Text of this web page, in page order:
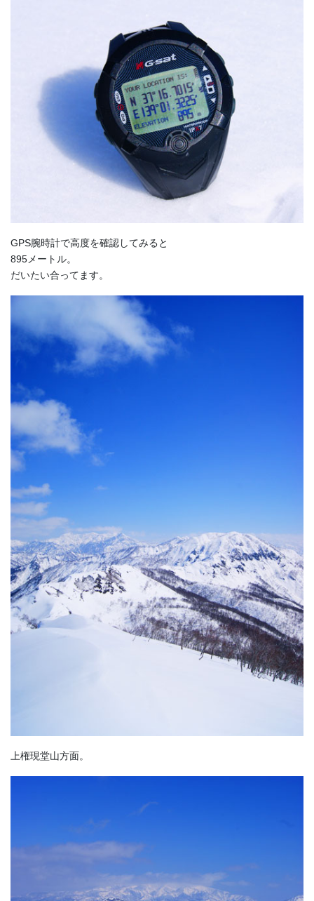
GPS腕時計で高度を確認してみると
895メートル。
だいたい合ってます。
上権現堂山方面。